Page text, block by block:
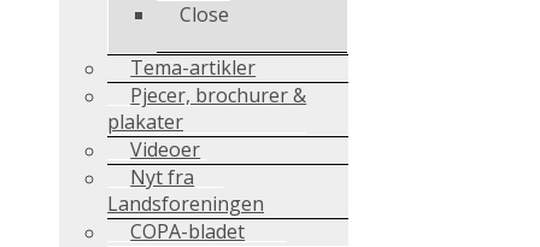
Close
Tema-artikler
Pjecer, brochurer &
plakater
Videoer
Nyt fra
Landsforeningen
COPA-bladet